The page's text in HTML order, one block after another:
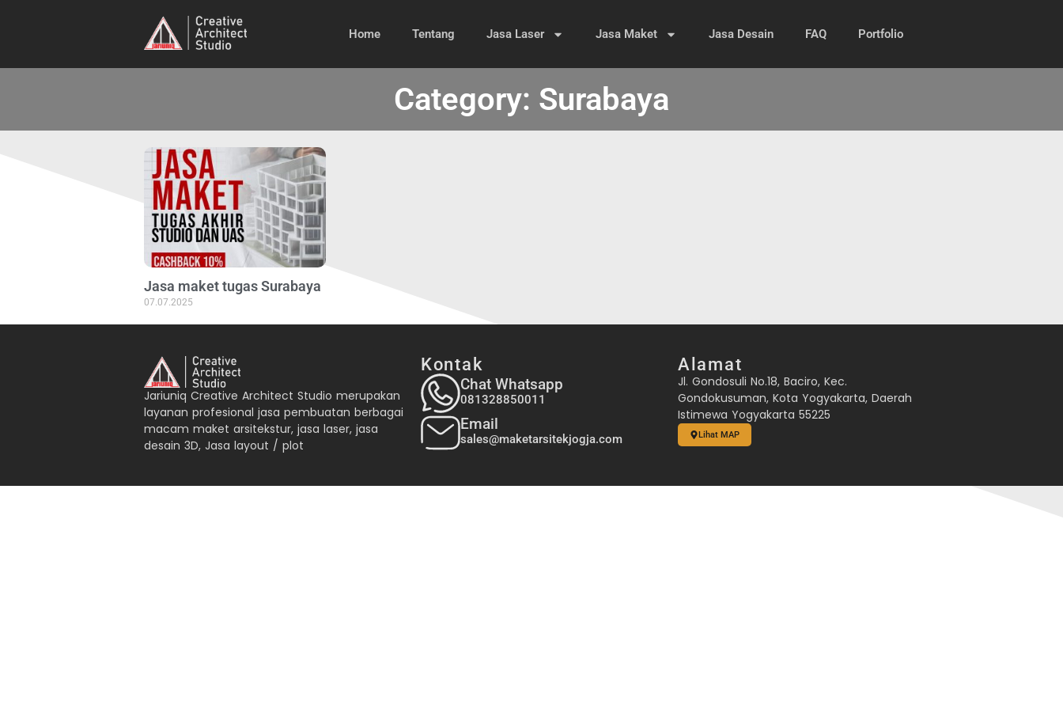
Home Tentang Jasa Laser Jasa Maket Jasa Desain FAQ Portfolio
Category: Surabaya
Jasa maket tugas Surabaya
07.07.2025
Jariuniq Creative Architect Studio merupakan
layanan profesional jasa pembuatan berbagai
macam maket arsitekstur, jasa laser, jasa
desain 3D, Jasa layout / plot
Kontak
Chat Whatsapp
081328850011
Email
sales@maketarsitekjogja.com
Alamat
Jl. Gondosuli No.18, Baciro, Kec.
Gondokusuman, Kota Yogyakarta, Daerah
Istimewa Yogyakarta 55225
Lihat MAP